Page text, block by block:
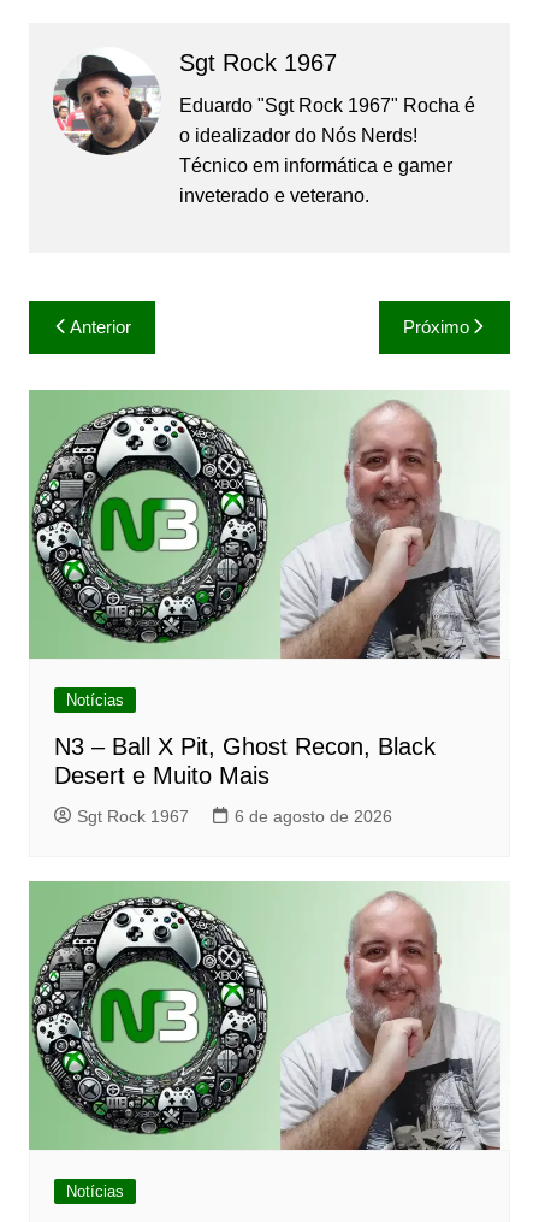
Sgt Rock 1967
Eduardo "Sgt Rock 1967" Rocha é
o idealizador do Nós Nerds!
Técnico em informática e gamer
inveterado e veterano.
Navegação
de
Post
Anterior Próximo
Notícias
N3 – Ball X Pit, Ghost Recon, Black
Desert e Muito Mais
Sgt Rock 1967 6 de agosto de 2026
Notícias